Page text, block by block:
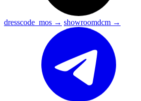
dresscode_mos → showroomdcm →